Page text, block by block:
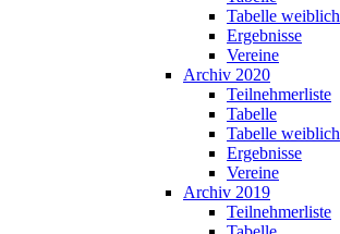
Tabelle weiblich
Ergebnisse
Vereine
Archiv 2020
Teilnehmerliste
Tabelle
Tabelle weiblich
Ergebnisse
Vereine
Archiv 2019
Teilnehmerliste